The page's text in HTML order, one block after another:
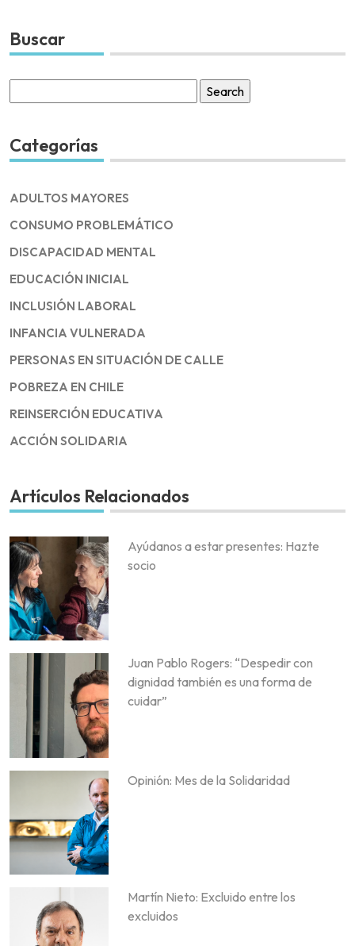
Buscar
for:
Categorías
ADULTOS MAYORES
CONSUMO PROBLEMÁTICO
DISCAPACIDAD MENTAL
EDUCACIÓN INICIAL
INCLUSIÓN LABORAL
INFANCIA VULNERADA
PERSONAS EN SITUACIÓN DE CALLE
POBREZA EN CHILE
REINSERCIÓN EDUCATIVA
ACCIÓN SOLIDARIA
Artículos Relacionados
Ayúdanos a estar presentes: Hazte
socio
Juan Pablo Rogers: “Despedir con
dignidad también es una forma de
cuidar”
Opinión: Mes de la Solidaridad
Martín Nieto: Excluido entre los
excluidos